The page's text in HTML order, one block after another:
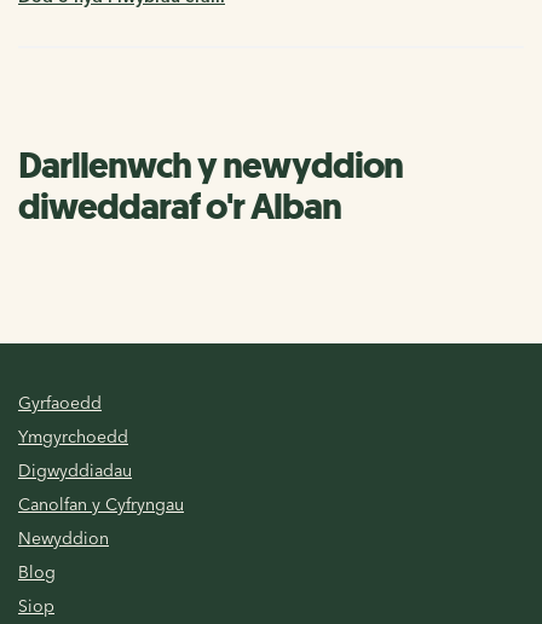
Darllenwch y newyddion
diweddaraf o'r Alban
Gyrfaoedd
Ymgyrchoedd
Digwyddiadau
Canolfan y Cyfryngau
Newyddion
Blog
Siop